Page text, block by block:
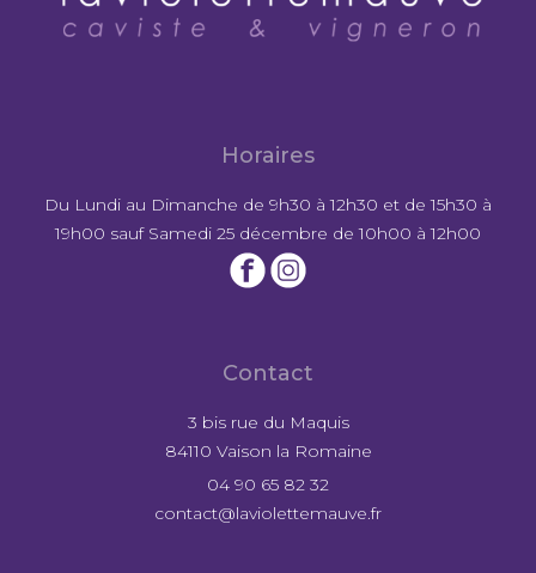
Horaires
Du Lundi au Dimanche de 9h30 à 12h30 et de 15h30 à
19h00 sauf Samedi 25 décembre de 10h00 à 12h00
Contact
3 bis rue du Maquis
84110 Vaison la Romaine
04 90 65 82 32
contact@laviolettemauve.fr